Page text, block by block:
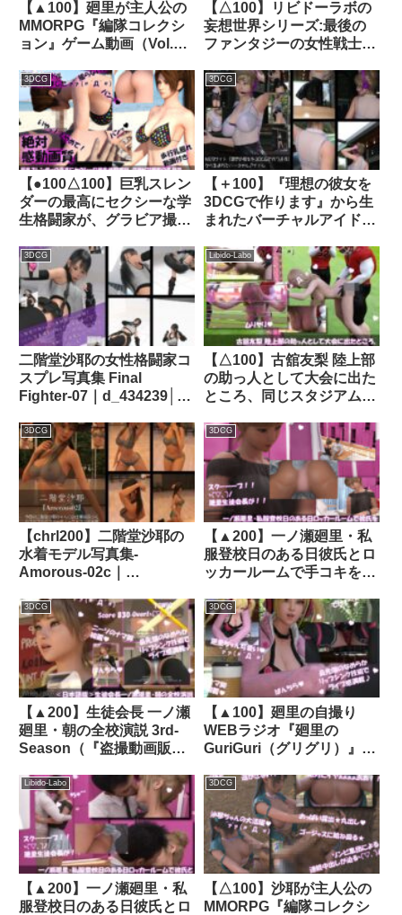
【▲100】廻里が主人公の
MMORPG『編隊コレクシ
ョン』ゲーム動画（Vol.1:
スカート内鑑賞 PV01:純白
Tバック）｜d_315743│
Libido-Labo
【△100】リビドーラボの
妄想世界シリーズ:最後の
ファンタジーの女性戦士＃
Libido-Labo
3DCG
【●100△100】巨乳スレン
ダーの最高にセクシーな学
生格闘家が、グラビア撮影
初からハメ撮りAV撮影目
的という悪徳プロダクショ
ンだった（08:フェラ69）
｜d_241335│ Libido-Labo
3DCG
【＋100】『理想の彼女を
3DCGで作ります』から生
まれたバーチャルアイドル
ぐり）」のグラドル撮影風
写真集:Model_01｜
d_425753│ Libido-Labo
3DCG
二階堂沙耶の女性格闘家コ
スプレ写真集 Final
Fighter-07｜d_434239│
Libido-Labo
【△100】古舘友梨 陸上部
の助っ人として大会に出た
ところ、同じスタジアムに
に犯●れる Vol.010（おっ
ぱい丸出し・立ちバック）
｜d_642183
3DCG
【chrl200】二階堂沙耶の
水着モデル写真集-
Amorous-02c｜
3DCG
【▲200】一ノ瀬廻里・私
服登校日のある日彼氏とロ
ッカールームで手コキをし
る:PV09（淡い甘いピンク
のパンティー）｜
d_758793
3DCG
【▲200】生徒会長 一ノ瀬
廻里・朝の全校演説 3rd-
Season（『盗撮動画販売
者の動画の存在について』
PV16j（日本語版）:青白ス
トライプ柄編）｜
d_479750│ Libido-Labo
3DCG
【▲100】廻里の自撮り
WEBラジオ『廻里の
GuriGuri（グリグリ）』＃
ーを体験した廻里がエッチ
な遊びについて語る！！｜
d_465417│ Libido-Labo
Libido-Labo
【▲200】一ノ瀬廻里・私
服登校日のある日彼氏とロ
3DCG
【△100】沙耶が主人公の
MMORPG『編隊コレクシ